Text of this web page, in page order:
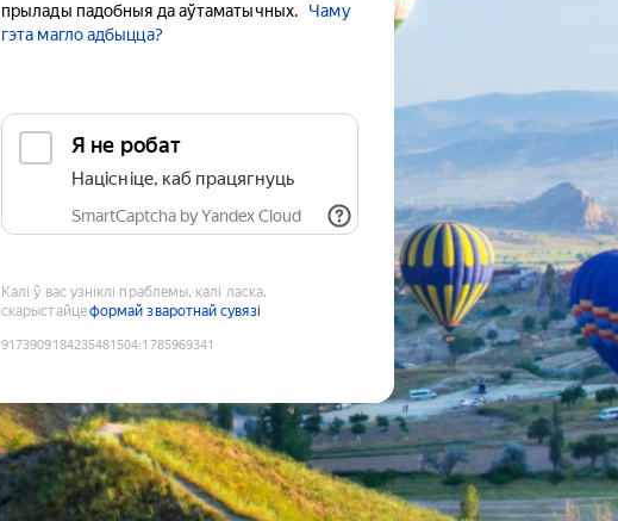
прылады падобныя да аўтаматычных.
Чаму
гэта магло адбыцца?
Я не робат
Націсніце, каб працягнуць
SmartCaptcha by Yandex Cloud
Калі ў вас узніклі праблемы, калі ласка,
скарыстайцеформай зваротнай сувязі
9173909184235481504:1785969341